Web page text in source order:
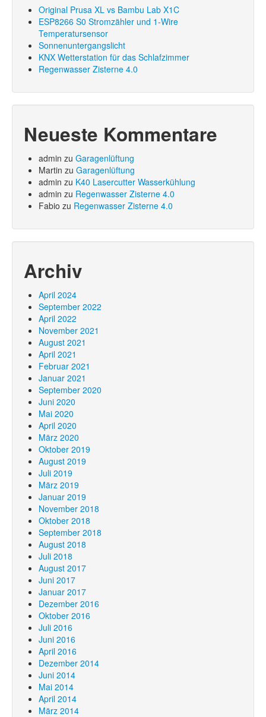
Original Prusa XL vs Bambu Lab X1C
ESP8266 S0 Stromzähler und 1-Wire
Temperatursensor
Sonnenuntergangslicht
KNX Wetterstation für das Schlafzimmer
Regenwasser Zisterne 4.0
Neueste Kommentare
admin zu Garagenlüftung
Martin zu Garagenlüftung
admin zu K40 Lasercutter Wasserkühlung
admin zu Regenwasser Zisterne 4.0
Fabio zu Regenwasser Zisterne 4.0
Archiv
April 2024
September 2022
April 2022
November 2021
August 2021
April 2021
Februar 2021
Januar 2021
September 2020
Juni 2020
Mai 2020
April 2020
März 2020
Oktober 2019
August 2019
Juli 2019
März 2019
Januar 2019
November 2018
Oktober 2018
September 2018
August 2018
Juli 2018
August 2017
Juni 2017
Januar 2017
Dezember 2016
Oktober 2016
Juli 2016
Juni 2016
April 2016
Dezember 2014
Juni 2014
Mai 2014
April 2014
März 2014